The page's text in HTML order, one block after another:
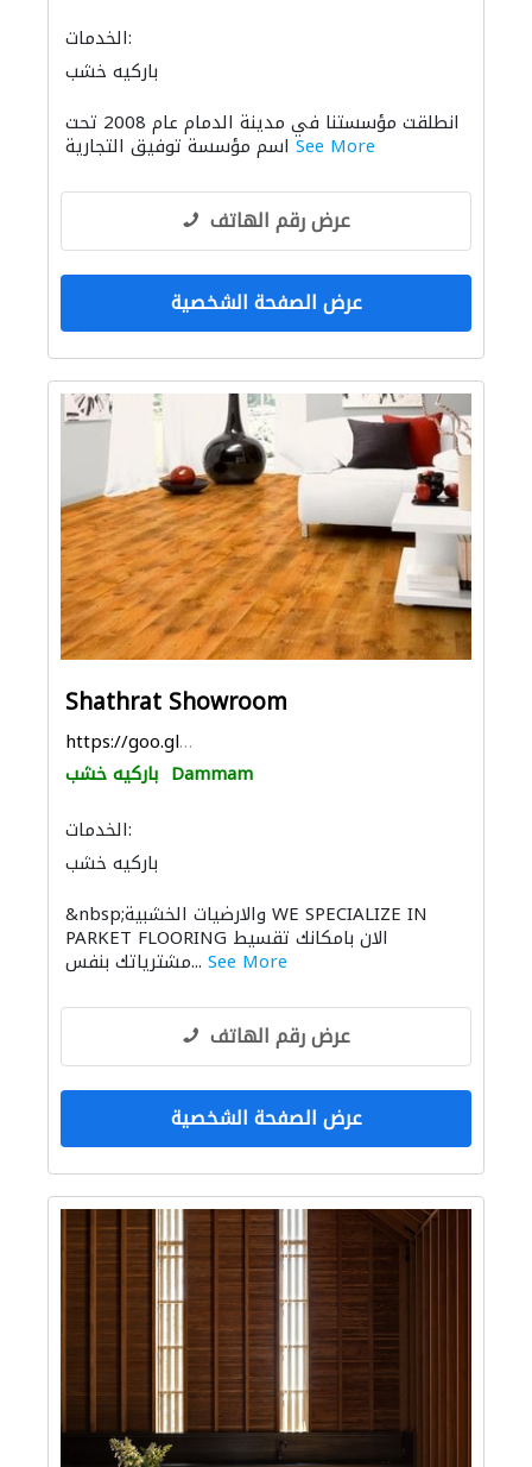
الخدمات:
باركيه خشب
انطلقت مؤسستنا في مدينة الدمام عام 2008 تحت
اسم مؤسسة توفيق التجاريةSee More
عرض رقم الهاتف
عرض الصفحة الشخصية
Shathrat Showroom
https://goo.gl/maps/sGrpHhx6FMFoyAaB9
باركيه خشب Dammam
الخدمات:
باركيه خشب
&nbsp;والارضيات الخشبية WE SPECIALIZE IN
PARKET FLOORING الان بامكانك تقسيط
مشترياتك بنفس... See More
عرض رقم الهاتف
عرض الصفحة الشخصية